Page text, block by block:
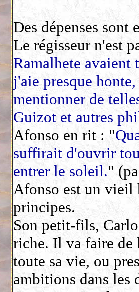
Des dépenses sont
Le régisseur n'est
Ramalhete
j'aie presque
mentionner de
Guizot et autres
Afonso en rit : "
suffirait d'ouvrir
entrer le soleil."
Afonso est un vieil
principes.
Son petit-fils,
riche. Il va faire de
toute sa vie, ou
ambitions dans les